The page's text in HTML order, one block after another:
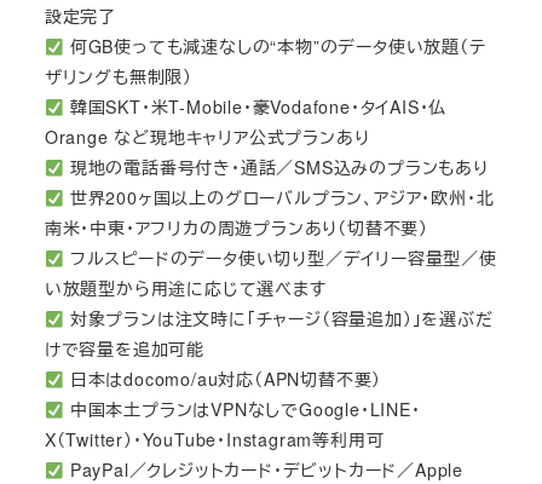
設定完了
何GB使っても減速なしの“本物”のデータ使い放題（テ
ザリングも無制限）
韓国SKT・米T-Mobile・豪Vodafone・タイAIS・仏
Orange など現地キャリア公式プランあり
現地の電話番号付き・通話／SMS込みのプランもあり
世界200ヶ国以上のグローバルプラン、アジア・欧州・北
南米・中東・アフリカの周遊プランあり（切替不要）
フルスピードのデータ使い切り型／デイリー容量型／使
い放題型から用途に応じて選べます
対象プランは注文時に「チャージ（容量追加）」を選ぶだ
けで容量を追加可能
日本はdocomo/au対応（APN切替不要）
中国本土プランはVPNなしでGoogle・LINE・
X（Twitter）・YouTube・Instagram等利用可
PayPal／クレジットカード・デビットカード／Apple